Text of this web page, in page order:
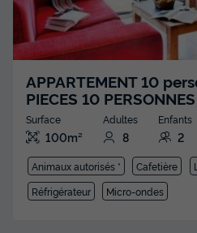
APPARTEMENT 10
PIECES 10 PERSONNES
Surface
100m²
Adultes
8
Enfants
2
Animaux autorisés * Cafetière
Réfrigérateur
Micro-ondes